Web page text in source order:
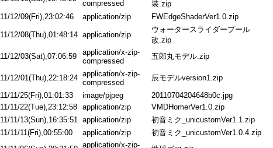
compressed
装.zip
11/12/09(Fri),23:02:46 application/zip FWEdgeShaderVer1.0.zip
11/12/08(Thu),01:48:14 application/zip
ウォータースライダープール
改.zip
11/12/03(Sat),07:06:59
application/x-zip-
compressed
五郎丸モデル.zip
11/12/01(Thu),22:18:24 application/x-zip-
compressed
辰モデルversion1.zip
11/11/25(Fri),01:01:33 image/pjpeg
20110704204648b0c.jpg
11/11/22(Tue),23:12:58 application/zip
VMDHomerVer1.0.zip
11/11/13(Sun),16:35:51 application/zip
初音ミク_unicustomVer1.1.zip
11/11/11(Fri),00:55:00 application/zip
初音ミク_unicustomVer1.0.4.zip
application/x-zip-